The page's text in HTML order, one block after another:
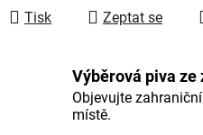
Tisk Zeptat se
Výběrová piva ze
Objevujte
místě.